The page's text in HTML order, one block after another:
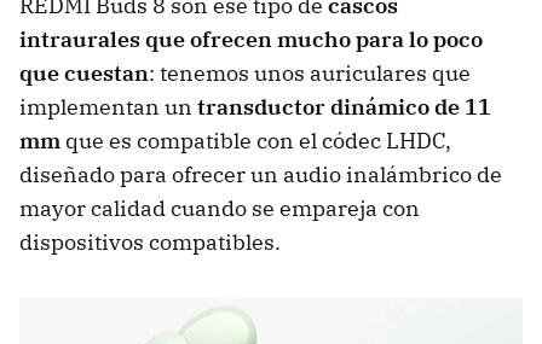
REDMI Buds 8 son ese tipo de cascos
intraurales que ofrecen mucho para lo poco
que cuestan: tenemos unos auriculares que
implementan un transductor dinámico de 11
mm que es compatible con el códec LHDC,
diseñado para ofrecer un audio inalámbrico de
mayor calidad cuando se empareja con
dispositivos compatibles.